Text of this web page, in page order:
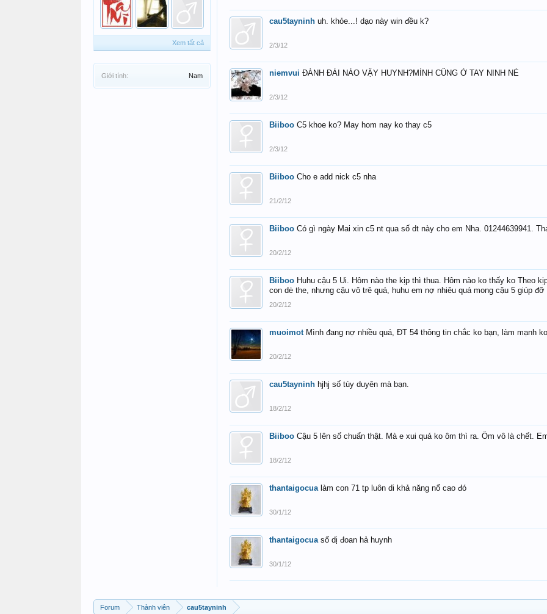
Xem tất cả
Giới tính: Nam
cau5tayninh uh. khỏe...! dạo này win đều k?
2/3/12
niemvui ĐÁNH ĐÀI NÀO VẬY HUYNH?MÌNH CŨNG Ở TAY NINH NÈ
2/3/12
Biiboo C5 khoe ko? May hom nay ko thay c5
2/3/12
Biiboo Cho e add nick c5 nha
21/2/12
Biiboo Có gì ngày Mai xin c5 nt qua số dt này cho em Nha. 01244639941.
20/2/12
Biiboo Huhu cậu 5 Ui. Hôm nào the kịp thì thua. Hôm nào ko thấy ko Theo
con dė the, nhưng cậu vô trê quá, huhu em nợ nhiêu quá mong cậu 5 giúp
20/2/12
muoimot Mình đang nợ nhiều quá, ĐT 54 thông tin chắc ko bạn, làm mạnh
20/2/12
cau5tayninh hjhj số tùy duyên mà bạn.
18/2/12
Biiboo Cậu 5 lên số chuẩn thật. Mà e xui quá ko ôm thì ra. Ôm vô là chết.
18/2/12
thantaigocua làm con 71 tp luôn di khả năng nổ cao đó
30/1/12
thantaigocua số dị đoan hả huynh
30/1/12
Forum Thành viên cau5tayninh